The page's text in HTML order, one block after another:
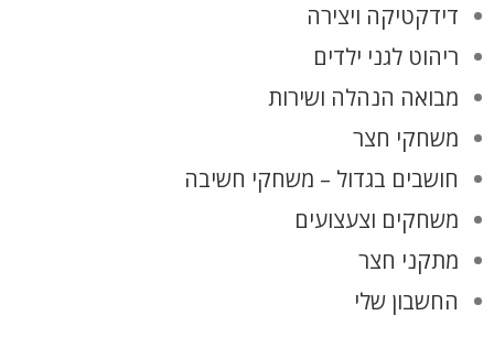
דידקטיקה ויצירה
ריהוט לגני ילדים
מבואה הנהלה ושירות
משחקי חצר
חושבים בגדול – משחקי חשיבה
משחקים וצעצועים
מתקני חצר
החשבון שלי